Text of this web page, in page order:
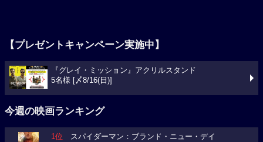
【プレゼントキャンペーン実施中】
『グレイ・ミッション』アクリルスタンド
5名様 [〆8/16(日)]
今週の映画ランキング
1位 スパイダーマン：ブランド・ニュー・デイ